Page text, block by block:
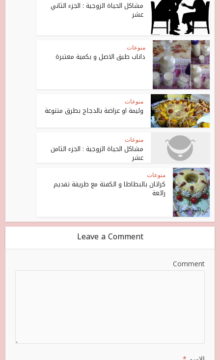
مشاكل الحياة الزوجية : الجزء الثاني
عشر
منوعات
داناب طبق الاصل و بكمية معتبرة
منوعات
وليمة او عراضة بالدجاج بطرق متنوعة
منوعات
مشاكل الحياة الزوجية : الجزء الثامن
عشر
منوعات
كراتان بالبطاطا و الكفتة مع طريقة تقديم
رائعة
Leave a Comment
Comment